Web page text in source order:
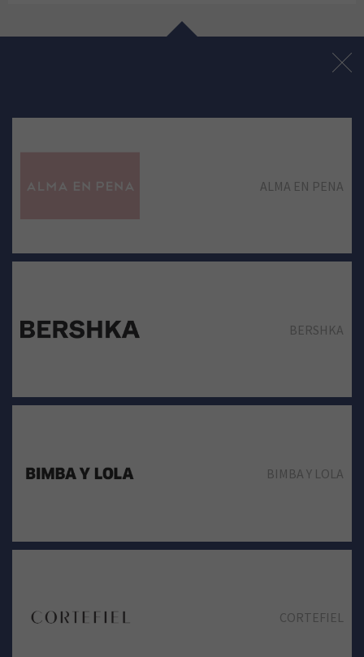
ALMA EN PENA
BERSHKA
BIMBA Y LOLA
CORTEFIEL